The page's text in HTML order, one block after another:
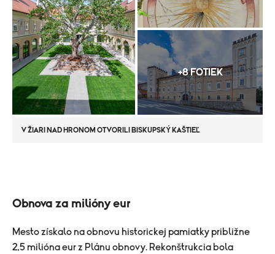
+8 FOTIEK
V ŽIARI NAD HRONOM OTVORILI BISKUPSKÝ KAŠTIEĽ
Obnova za milióny eur
Mesto získalo na obnovu historickej pamiatky približne
2,5 milióna eur z Plánu obnovy. Rekonštrukcia bola